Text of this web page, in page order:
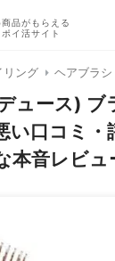
品がもらえる
イ活サイト
リング ヘアブラシ
ュース) ブ
い口コミ・
本音レビュ